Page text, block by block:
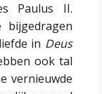
Paulus II.
in Deus
ook tal
vernieuwde